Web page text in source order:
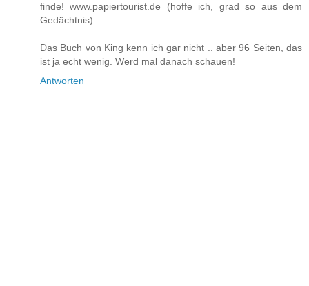
finde! www.papiertourist.de (hoffe ich, grad so aus dem
Gedächtnis).
Das Buch von King kenn ich gar nicht .. aber 96 Seiten, das
ist ja echt wenig. Werd mal danach schauen!
Antworten